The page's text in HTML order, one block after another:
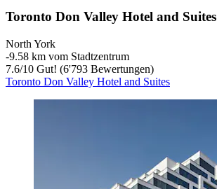
Toronto Don Valley Hotel and Suites
North York
‐9.58 km vom Stadtzentrum
7.6/10 Gut! (6'793 Bewertungen)
Toronto Don Valley Hotel and Suites